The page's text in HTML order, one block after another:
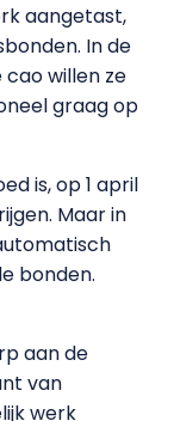
aangetast,
In de
willen ze
graag op
is, op 1 april
Maar in
bonden.
aan de
van
werk